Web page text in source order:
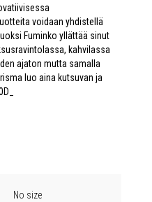
voidaan yhdistellä
Fuminko yllättää sinut
kahvilassa
ajaton mutta samalla
luo aina kutsuvan ja
No size